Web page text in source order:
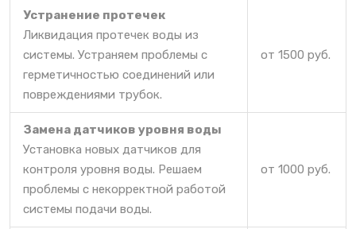
Устранение протечек
Ликвидация протечек воды из
системы. Устраняем проблемы с
герметичностью соединений или
повреждениями трубок.
от 1500 руб.
Замена датчиков уровня воды
Установка новых датчиков для
контроля уровня воды. Решаем
проблемы с некорректной работой
системы подачи воды.
от 1000 руб.